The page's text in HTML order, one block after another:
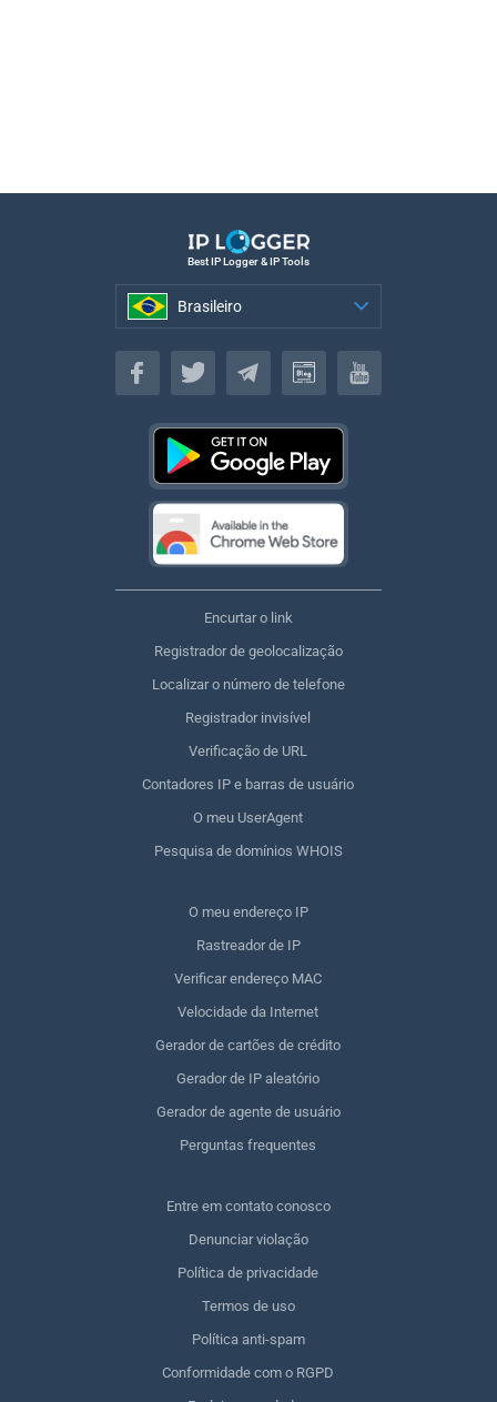
Best IP Logger & IP Tools
Brasileiro
Brasileiro
Encurtar o link
Registrador de geolocalização
Localizar o número de telefone
Registrador invisível
Verificação de URL
Contadores IP e barras de usuário
O meu UserAgent
Pesquisa de domínios WHOIS
O meu endereço IP
Rastreador de IP
Verificar endereço MAC
Velocidade da Internet
Gerador de cartões de crédito
Gerador de IP aleatório
Gerador de agente de usuário
Perguntas frequentes
Entre em contato conosco
Denunciar violação
Política de privacidade
Termos de uso
Política anti-spam
Conformidade com o RGPD